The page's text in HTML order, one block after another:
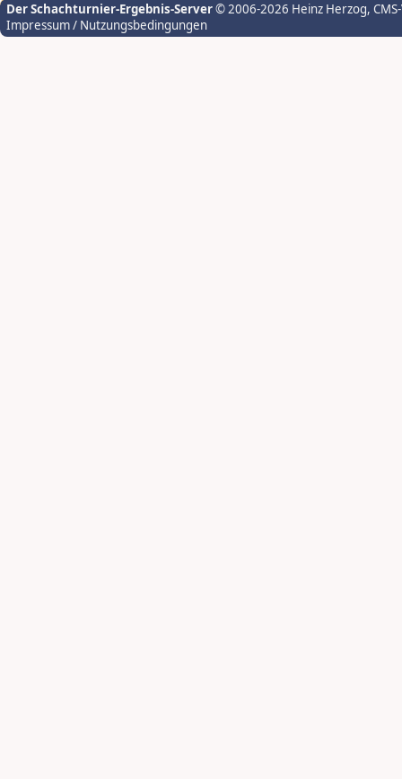
Der Schachturnier-Ergebnis-Server© 2006-2026 Heinz Herzog,
Impressum / Nutzungsbedingungen